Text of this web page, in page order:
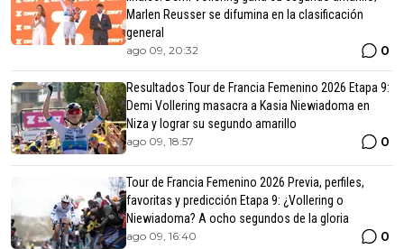
Marlen Reusser se difumina en la clasificación
general
ago 09, 20:32 0
Resultados Tour de Francia Femenino 2026 Etapa 9:
Demi Vollering masacra a Kasia Niewiadoma en
Niza y lograr su segundo amarillo
ago 09, 18:57 0
Tour de Francia Femenino 2026 Previa, perfiles,
favoritas y predicción Etapa 9: ¿Vollering o
Niewiadoma? A ocho segundos de la gloria
ago 09, 16:40 0